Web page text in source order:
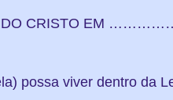
DO CRISTO EM
possa viver dentro da